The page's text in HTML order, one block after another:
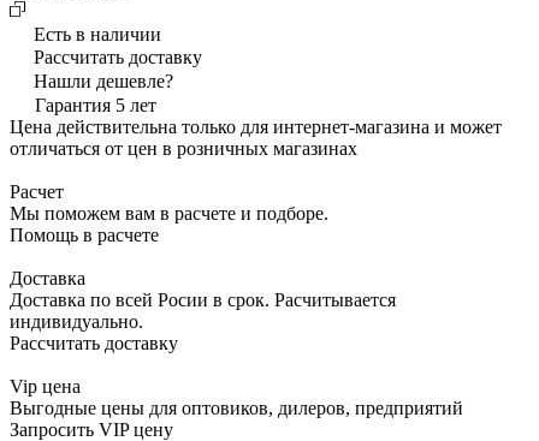
Есть в наличии
Рассчитать доставку
Нашли дешевле?
Гарантия 5 лет
Цена действительна только для интернет-магазина и может
отличаться от цен в розничных магазинах
Расчет
Мы поможем вам в расчете и подборе.
Помощь в расчете
Доставка
Доставка по всей Росии в срок. Расчитывается
индивидуально.
Рассчитать доставку
Vip цена
Выгодные цены для оптовиков, дилеров, предприятий
Запросить VIP цену